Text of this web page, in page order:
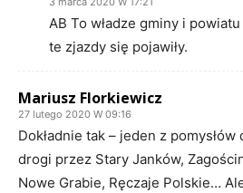
AB To władze gminy i
te zjazdy się pojawiły.
Mariusz Florkiewicz
27 lutego 2020 W 09:16
Dokładnie tak – jeden z
drogi przez Stary Janków,
Nowe Grabie, Ręczaje Polskie…